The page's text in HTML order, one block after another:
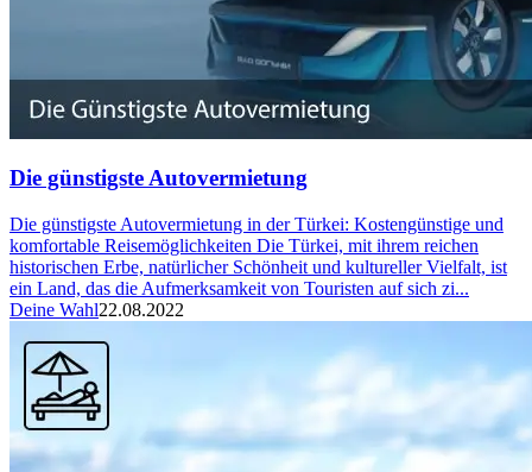
Die günstigste Autovermietung
Die günstigste Autovermietung in der Türkei: Kostengünstige und
komfortable Reisemöglichkeiten Die Türkei, mit ihrem reichen
historischen Erbe, natürlicher Schönheit und kultureller Vielfalt, ist
ein Land, das die Aufmerksamkeit von Touristen auf sich zi...
Deine Wahl22.08.2022